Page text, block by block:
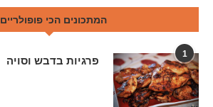
המתכונים הכי פופולריים
1
פרגיות בדבש וסויה